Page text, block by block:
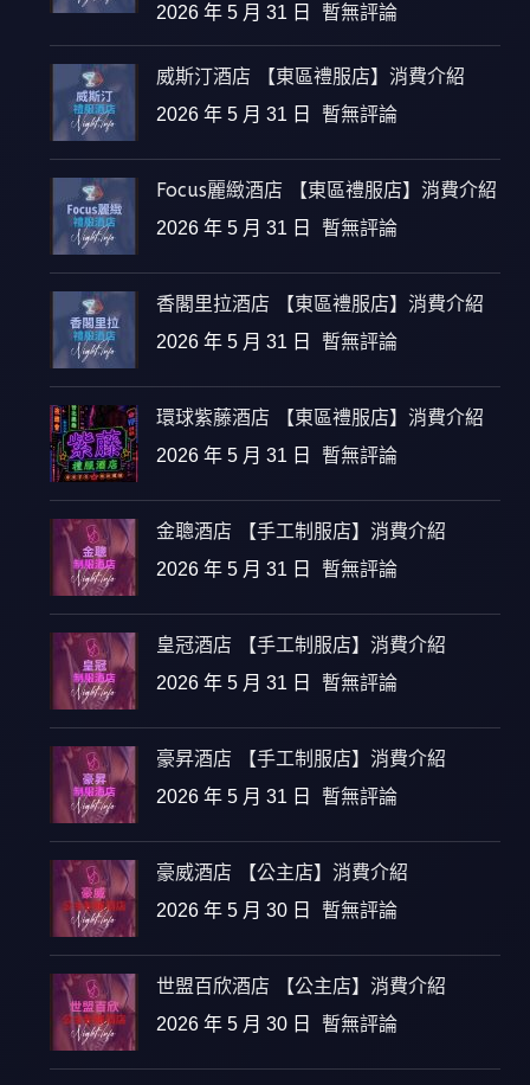
2026 年 5 月 31 日 暫無評論
威斯汀酒店 【東區禮服店】消費介紹
2026 年 5 月 31 日 暫無評論
Focus麗緻酒店 【東區禮服店】消費介紹
2026 年 5 月 31 日 暫無評論
香閣里拉酒店 【東區禮服店】消費介紹
2026 年 5 月 31 日 暫無評論
環球紫藤酒店 【東區禮服店】消費介紹
2026 年 5 月 31 日 暫無評論
金聰酒店 【手工制服店】消費介紹
2026 年 5 月 31 日 暫無評論
皇冠酒店 【手工制服店】消費介紹
2026 年 5 月 31 日 暫無評論
豪昇酒店 【手工制服店】消費介紹
2026 年 5 月 31 日 暫無評論
豪威酒店 【公主店】消費介紹
2026 年 5 月 30 日 暫無評論
世盟百欣酒店 【公主店】消費介紹
2026 年 5 月 30 日 暫無評論